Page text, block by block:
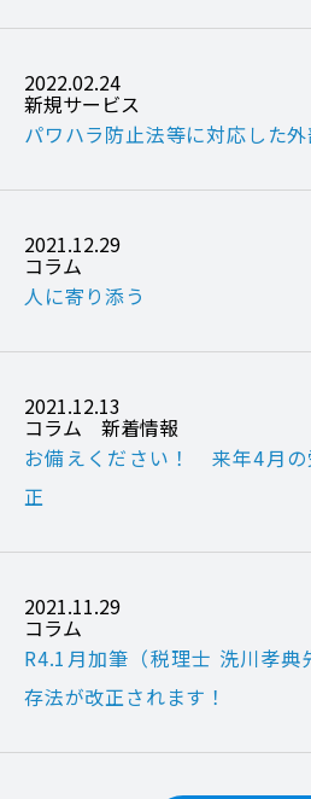
2022.02.24
新規サービス
パワハラ防止法等に対応した
2021.12.29
コラム
人に寄り添う
2021.12.13
コラム
新着情報
お備えください！ 来年4月の
正
2021.11.29
コラム
R4.1月加筆（税理士 洗川孝
存法が改正されます！